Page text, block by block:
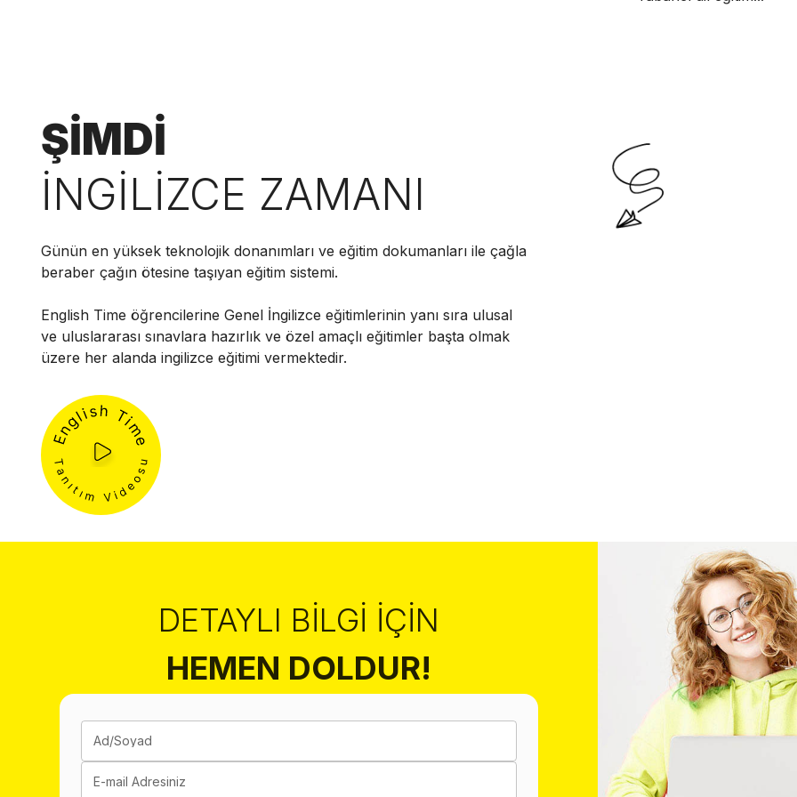
ŞİMDİ
İNGİLİZCE ZAMANI
Günün en yüksek teknolojik donanımları ve eğitim dokumanları ile çağla
beraber çağın ötesine taşıyan eğitim sistemi.
English Time öğrencilerine Genel İngilizce eğitimlerinin yanı sıra ulusal
ve uluslararası sınavlara hazırlık ve özel amaçlı eğitimler başta olmak
üzere her alanda ingilizce eğitimi vermektedir.
DETAYLI BILGI İÇIN
HEMEN DOLDUR!
Ad/Soyad
E-mail Adresiniz